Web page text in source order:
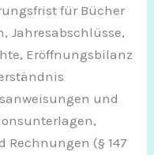
für Bücher
Jahresabschlüsse,
Eröffnungsbilanz
und
Rechnungen (§ 147